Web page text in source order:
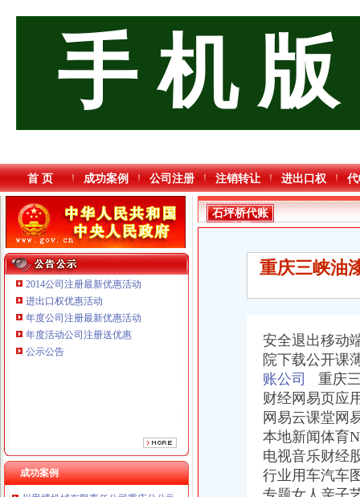
手 机 版
首 页 成功案例 公司注册 注销转让 进出口权
2014公司注册最新优惠活动
进出口权优惠活动
年度公司注册最新优惠活动
年度活动公司注册送优惠
公示公告
成功案例
重庆鸽牌电线电缆有限公司 渝北10010万 (进出口权)
重庆傲志众达投资咨询有限责任公司 渝九1000万 （增资）
重庆市明诚塑料制品有限责任公司 渝高100万 （进出口权）
重庆展优科技有限公司 渝中3万 （工商注册）
重庆华康假肢矫形有限公司 渝中120万 （增资）
重庆佳技维科技发展有限公司 渝南100万 （进出口权）
川思博机械有限责任公司重庆分公司 渝江 （工商注册）
石坪桥代账
公司
重庆三峡油
安全退出移动
院下载公开课
账公司
重庆
财经网易页应
网易云课堂网
本地新闻体育
电视音乐财经
行业用车汽车